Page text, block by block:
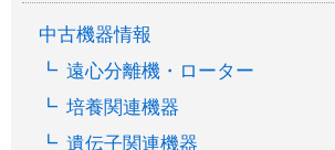
中古機器情報
遠心分離機・ローター
培養関連機器
遺伝子関連機器